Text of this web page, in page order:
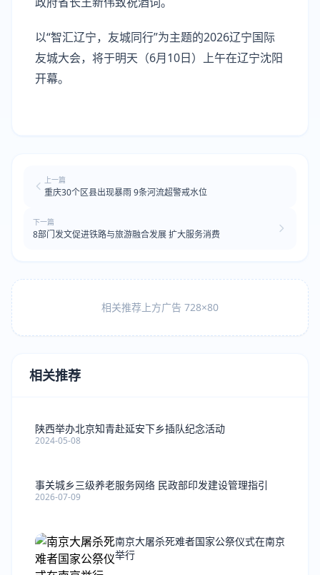
以“智汇辽宁，友城同行”为主题的2026辽宁国际
友城大会，将于明天（6月10日）上午在辽宁沈阳
开幕。
上一篇
重庆30个区县出现暴雨 9条河流超警戒水位
下一篇
8部门发文促进铁路与旅游融合发展 扩大服务消费
相关推荐上方广告 728×80
相关推荐
陕西举办北京知青赴延安下乡插队纪念活动
2024-05-08
事关城乡三级养老服务网络 民政部印发建设管理指引
2026-07-09
南京大屠杀死难者国家公祭仪式在南京
举行